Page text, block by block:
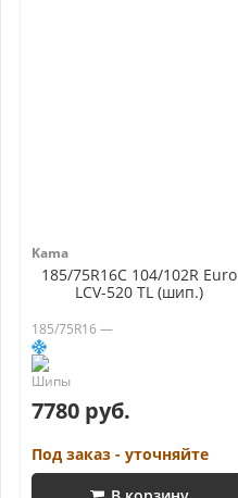
Kama
185/75R16C 104/102R Euro
LCV-520 TL (шип.)
185/75R16 —
7780 руб.
Под заказ - уточняйте